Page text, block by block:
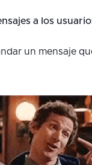
a los
un mensaje